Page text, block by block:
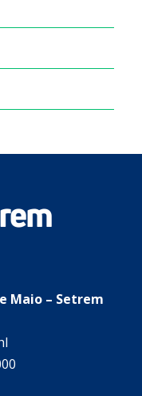
Maio – Setrem